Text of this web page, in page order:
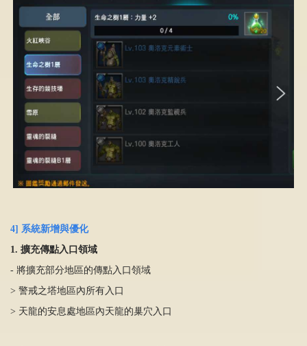
4] 系統新增與優化
1. 擴充傳點入口領域
- 將擴充部分地區的傳點入口領域
> 警戒之塔地區內所有入口
> 天龍的安息處地區內天龍的巢穴入口